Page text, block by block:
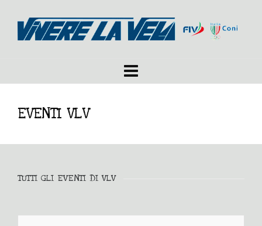
EVENTI VLV
TUTTI GLI EVENTI DI VLV